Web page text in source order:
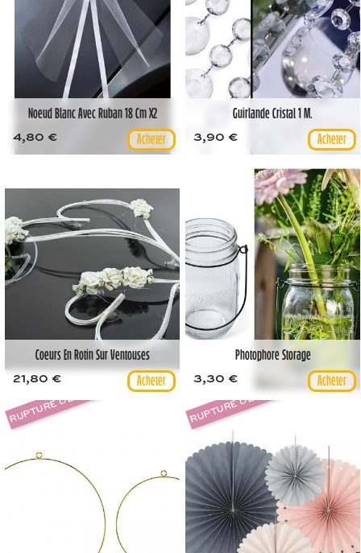
Noeud Blanc Avec Ruban 18 Cm X2
4,80 €
Guirlande Cristal 1 M.
3,90 €
Coeurs En Rotin Sur Ventouses
21,80 €
Photophore Storage
3,30 €
RUPTURE DE STOCK RUPTURE DE STOCK